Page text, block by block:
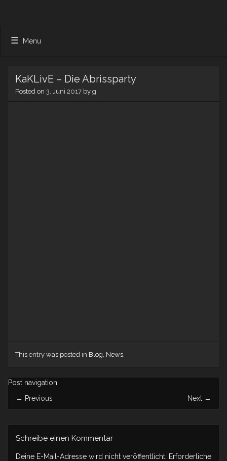
Menu
KaKLivE – Die Abrissparty
Posted on 3. Juni 2017 by g
This entry was posted in Blog, News.
Post navigation
← Previous Next →
Schreibe einen Kommentar
Deine E-Mail-Adresse wird nicht veröffentlicht. Erforderliche